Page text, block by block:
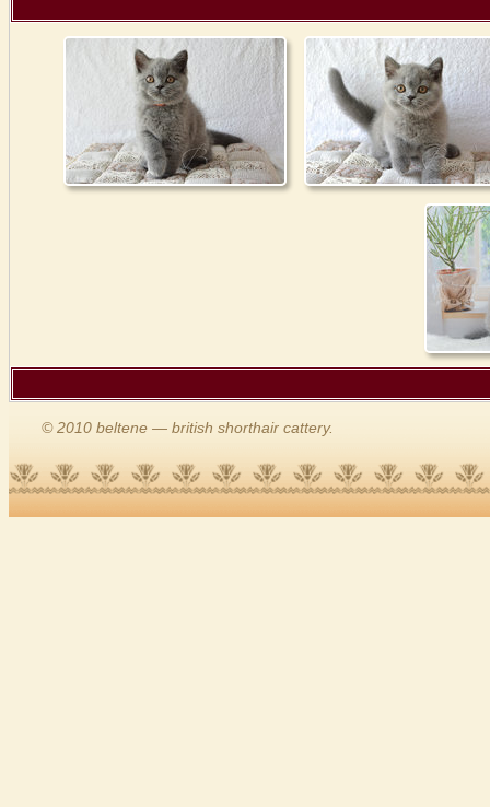
© 2010 beltene — british shorthair cattery.